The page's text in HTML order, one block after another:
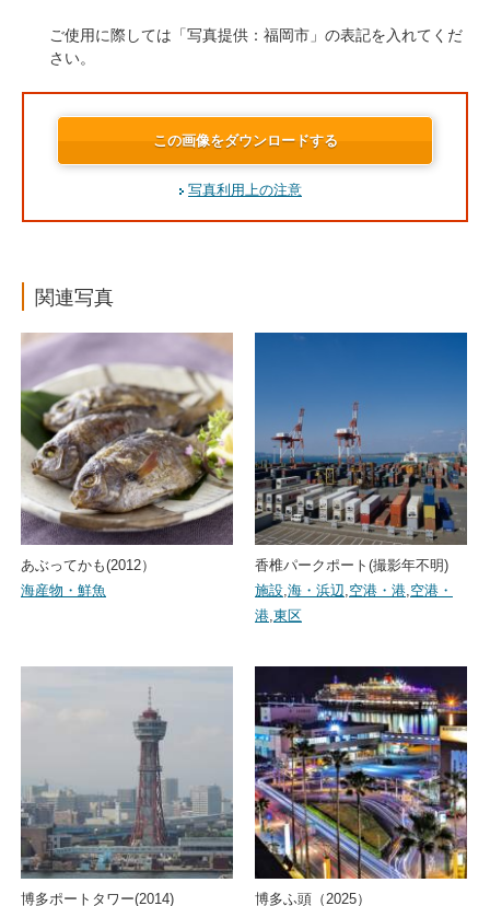
ご使用に際しては「写真提供：福岡市」の表記を入れてくだ
さい。
この画像をダウンロードする
写真利用上の注意
関連写真
あぶってかも(2012）
海産物・鮮魚
香椎パークポート(撮影年不明)
施設,海・浜辺,空港・港,空港・
港,東区
博多ポートタワー(2014) 博多ふ頭（2025）